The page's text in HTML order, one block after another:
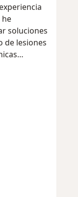
he
soluciones
de lesiones
dolor